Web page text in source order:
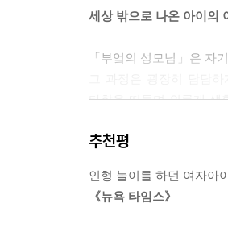
부엌에 놓을 성모님이 그
가서 사탕을 외상으로
세상 밖으로 나온 아이의
「부엌의 성모님」은 자
타향을 떠돌며 외롭게 생
뭉클하면서도 따스한 감
추천평
인형 놀이를 하던 여자아
《뉴욕 타임스》